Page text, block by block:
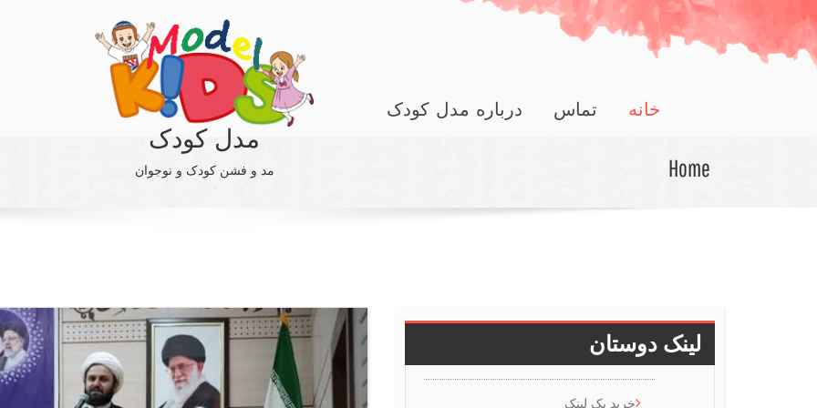
مدل کودک
مد و فشن کودک و نوجوان
خانه تماس درباره مدل کودک
Home
لینک دوستان
خرید بک لینک